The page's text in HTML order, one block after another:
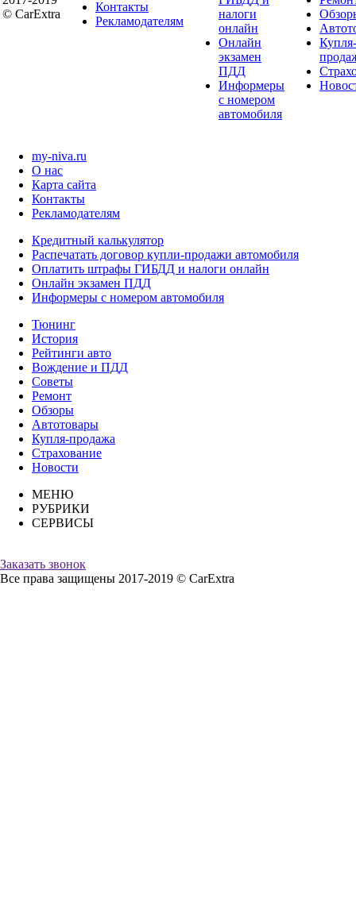
© CarExtra
Контакты
Рекламодателям
налоги
онлайн
Онлайн
экзамен
ПДД
Информеры
с номером
автомобиля
Купля-
my-niva.ru
О нас
Карта сайта
Контакты
Рекламодателям
Кредитный калькулятор
Распечатать договор купли-продажи автомобиля
Оплатить штрафы ГИБДД и налоги онлайн
Онлайн экзамен ПДД
Информеры с номером автомобиля
Тюнинг
История
Рейтинги авто
Вождение и ПДД
Советы
Ремонт
Обзоры
Автотовары
Купля-продажа
Страхование
Новости
МЕНЮ
РУБРИКИ
СЕРВИСЫ
Заказать звонок
Все права защищены 2017-2019 © CarExtra